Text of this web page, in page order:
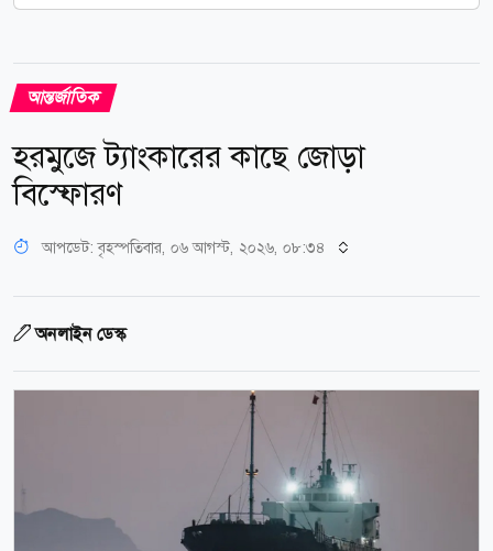
আন্তর্জাতিক
হরমুজে ট্যাংকারের কাছে জোড়া
বিস্ফোরণ
আপডেট: বৃহস্পতিবার, ০৬ আগস্ট, ২০২৬, ০৮:৩৪
অনলাইন ডেস্ক